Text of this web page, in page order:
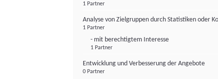
1 Partner
Analyse von Zielgruppen durch Statistiken oder
1 Partner
- mit berechtigtem Interesse
1 Partner
Entwicklung und Verbesserung der Angebote
0 Partner